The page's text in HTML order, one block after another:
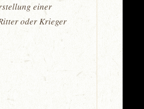
einer
oder Krieger